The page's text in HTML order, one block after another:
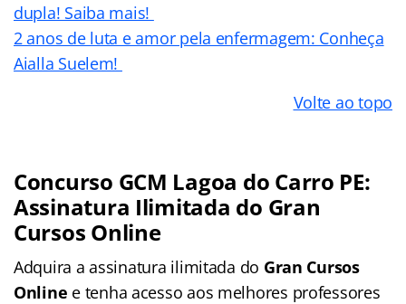
dupla! Saiba mais!
2 anos de luta e amor pela enfermagem: Conheça
Aialla Suelem!
Volte ao topo
Concurso GCM Lagoa do Carro PE:
Assinatura Ilimitada do Gran
Cursos Online
Adquira a assinatura ilimitada do Gran Cursos
Online e tenha acesso aos melhores professores